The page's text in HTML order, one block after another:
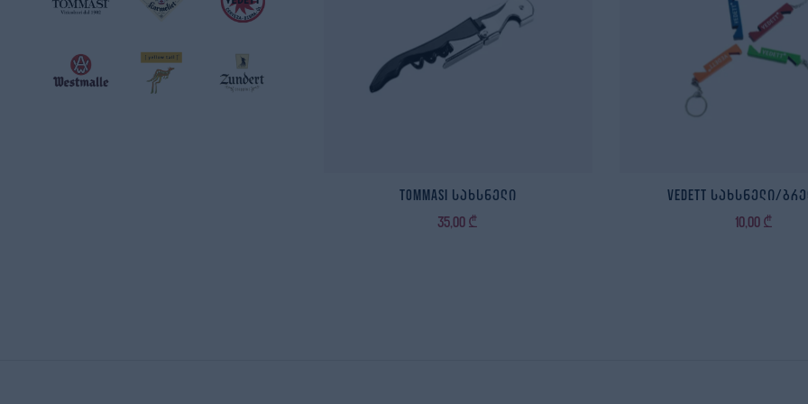
Tommasi სახსნელი
35,00 ₾
Vedett სახსნელი/
10,00 ₾